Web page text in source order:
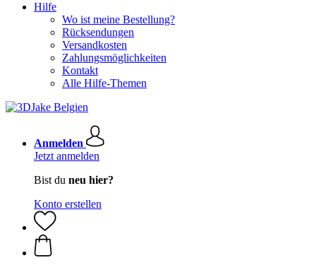
Hilfe
Wo ist meine Bestellung?
Rücksendungen
Versandkosten
Zahlungsmöglichkeiten
Kontakt
Alle Hilfe-Themen
Anmelden
Jetzt anmelden
Bist du neu hier?
Konto erstellen